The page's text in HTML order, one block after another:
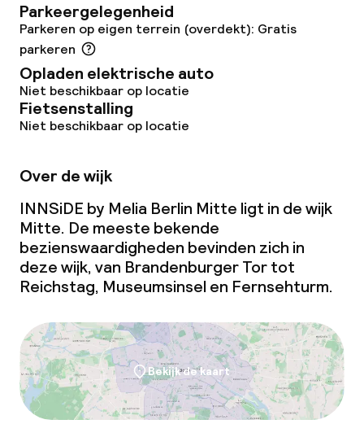
Dieetopties
Glutenvrije opties
Vegetarische opties
Schoonmaakvoorzieningen
Wasservice
Zakelijke faciliteiten
Conferentieruimte
Vergaderruimte
Beleid
Parkeergelegenheid
Parkeren op eigen terrein (overdekt): Gratis
parkeren
Opladen elektrische auto
Niet beschikbaar op locatie
Fietsenstalling
Niet beschikbaar op locatie
Over de wijk
INNSiDE by Melia Berlin Mitte ligt in de wijk
Mitte. De meeste bekende
bezienswaardigheden bevinden zich in
deze wijk, van Brandenburger Tor tot
Reichstag, Museumsinsel en Fernsehturm.
Bekijk de kaart